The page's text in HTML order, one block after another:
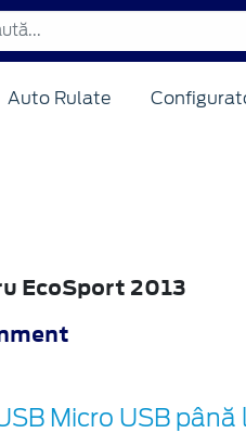
Auto Rulate
EcoSport 2013
Micro USB până